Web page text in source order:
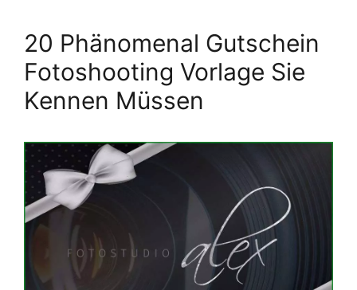
20 Phänomenal Gutschein
Fotoshooting Vorlage Sie
Kennen Müssen